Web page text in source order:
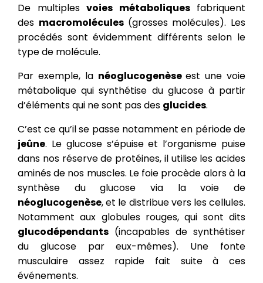
De multiples voies métaboliquesfabriquent
des macromolécules (grosses molécules). Les
procédés sont évidemment différents selon le
type de molécule.
Par exemple, la néoglucogenèseest une voie
métabolique qui synthétise du glucose à partir
d’éléments qui ne sont pas des glucides.
C’est ce qu’il se passe notamment en période de
jeûne. Le glucose s’épuise et l’organisme puise
dans nos réserve de protéines, il utilise les acides
aminés de nos muscles. Le foie procède alors à la
synthèse du glucose via la voie de
néoglucogenèse, et le distribue vers les cellules.
Notamment aux globules rouges, qui sont dits
glucodépendants (incapables de synthétiser
du glucose par eux-mêmes). Une fonte
musculaire assez rapide fait suite à ces
événements.